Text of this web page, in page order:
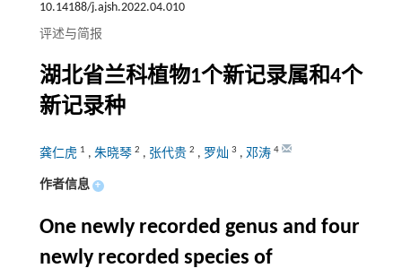
10.14188/j.ajsh.2022.04.010
评述与简报
湖北省兰科植物1个新记录属和4个
新记录种
龚仁虎 1 , 朱晓琴 2 , 张代贵 2 , 罗灿 3 , 邓涛 4
作者信息 +
One newly recorded genus and four
newly recorded species of